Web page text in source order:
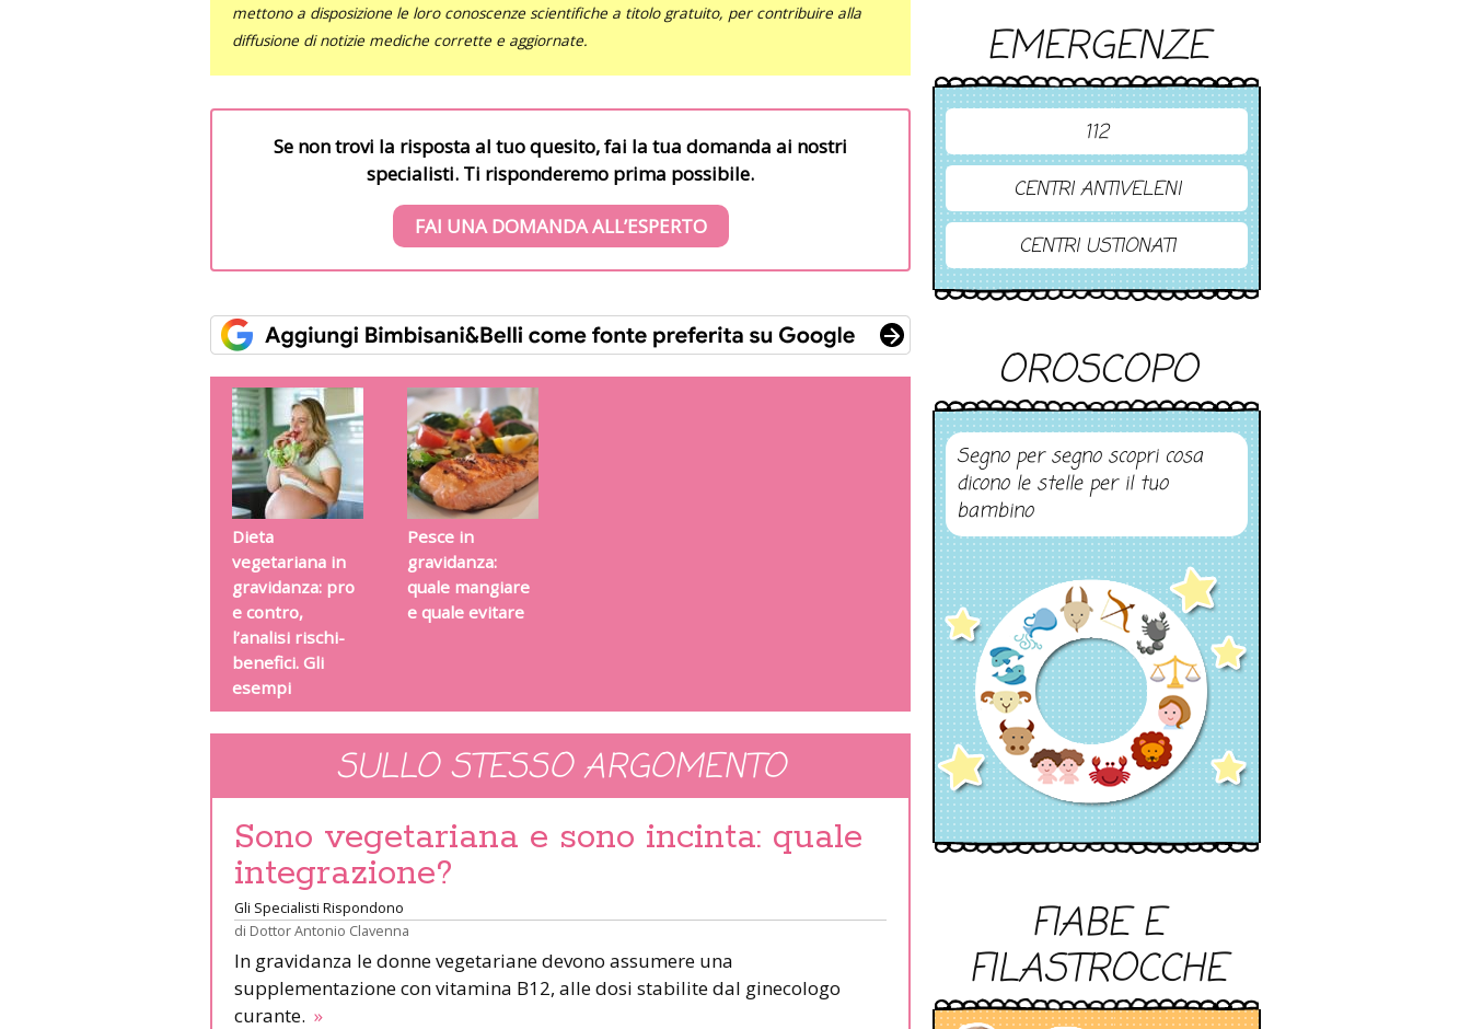
mettono a disposizione le loro conoscenze scientifiche a titolo gratuito, per contribuire alla
diffusione di notizie mediche corrette e aggiornate.
Se non trovi la risposta al tuo quesito, fai la tua domanda ai nostri
specialisti. Ti risponderemo prima possibile.
FAI UNA DOMANDA ALL’ESPERTO
Dieta
vegetariana in
gravidanza: pro
e contro,
l’analisi rischi-
benefici. Gli
esempi
Pesce in
gravidanza:
quale mangiare
e quale evitare
SULLO STESSO ARGOMENTO
Sono vegetariana e sono incinta: quale
integrazione?
Gli Specialisti Rispondono
di Dottor Antonio Clavenna
In gravidanza le donne vegetariane devono assumere una
supplementazione con vitamina B12, alle dosi stabilite dal ginecologo
curante. »
EMERGENZE
112
CENTRI ANTIVELENI
CENTRI USTIONATI
OROSCOPO
Segno per segno scopri cosa
dicono le stelle per il tuo
bambino
FIABE E
FILASTROCCHE